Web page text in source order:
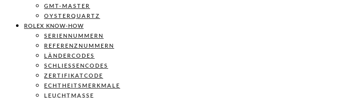
GMT-MASTER
OYSTERQUARTZ
ROLEX KNOW-HOW
SERIENNUMMERN
REFERENZNUMMERN
LÄNDERCODES
SCHLIESSENCODES
ZERTIFIKATCODE
ECHTHEITSMERKMALE
LEUCHTMASSE